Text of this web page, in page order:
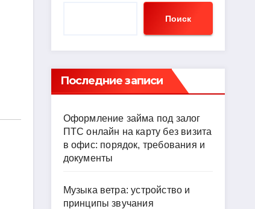
Поиск
Последние записи
Оформление займа под залог
ПТС онлайн на карту без визита
в офис: порядок, требования и
документы
Музыка ветра: устройство и
принципы звучания